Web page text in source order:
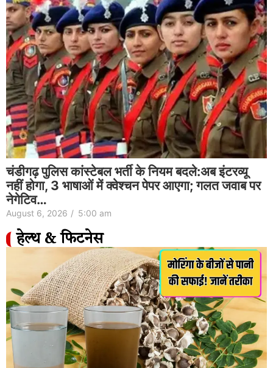
चंडीगढ़ पुलिस कांस्टेबल भर्ती के नियम बदले:अब इंटरव्यू
नहीं होगा, 3 भाषाओं में क्वेश्चन पेपर आएगा; गलत जवाब पर
नेगेटिव…
August 6, 2026 / 5:00 am
हेल्थ & फिटनेस